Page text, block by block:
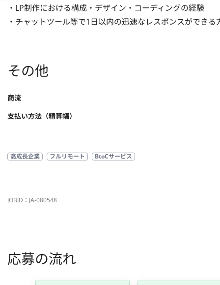
・LP制作における構成・デザイン・コーディングの経験
・チャットツール等で1日以内の迅速なレスポンスができる
その他
商流
支払い方法（精算幅）
高成長企業 フルリモート BtoCサービス
JOBID：JA-080548
応募の流れ